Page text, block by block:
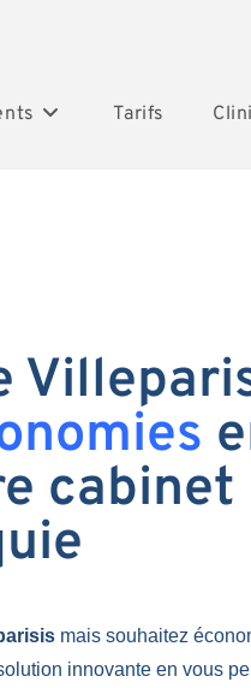
Tarifs
cabinet
mais souhaitez
innovante en vous